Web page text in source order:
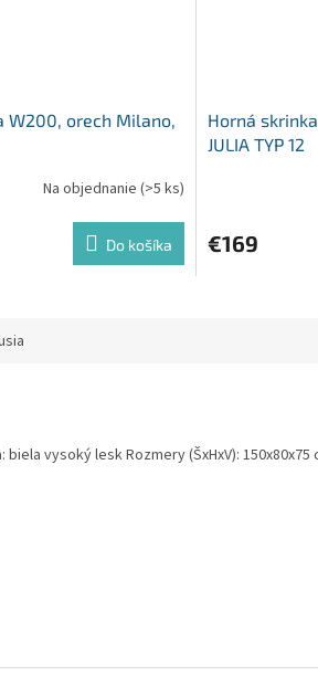
W200, orech Milano,
Na objednanie (>5 ks)
Do košíka
Horná
JULIA TYP 12
€169
vysoký lesk Rozmery (ŠxHxV): 150x80x75